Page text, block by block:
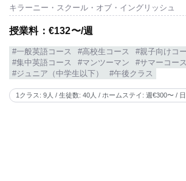
キラーニー・スクール・オブ・イングリッシュ
授業料：€132〜/週
#一般英語コース #高校生コース #親子向けコ
#集中英語コース
#マンツーマン
#サマーコース
#ジュニア（中学生以下）
#午後クラス
1クラス: 9人 / 生徒数: 40人 / ホームステイ: 週€300〜 /